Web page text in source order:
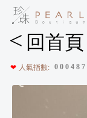
< 回首頁
❤ 人氣指數: 0 0 0 4 8 7